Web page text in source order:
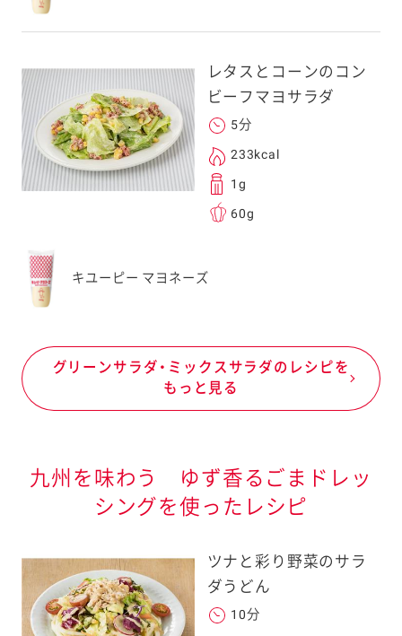
レタスとコーンのコン
ビーフマヨサラダ
5分
233kcal
1g
60g
キユーピー マヨネーズ
グリーンサラダ・ミックスサラダのレシピを
もっと見る
九州を味わう ゆず香るごまドレッ
シングを使ったレシピ
ツナと彩り野菜のサラ
ダうどん
10分